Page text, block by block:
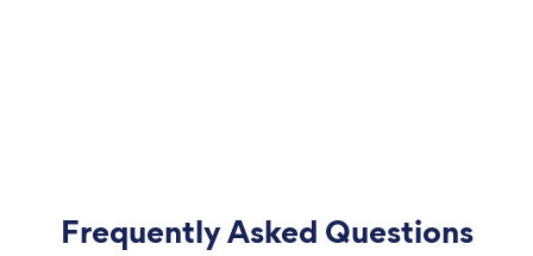
Frequently Asked Questions